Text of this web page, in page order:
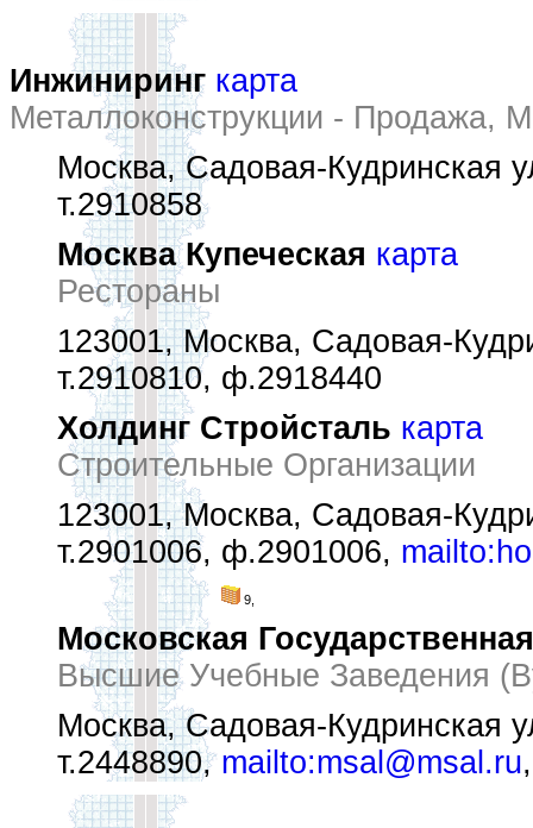
Инжиниринг карта
Металлоконструкции - Продажа,
Москва, Садовая-Кудринская
т.2910858
Москва Купеческая карта
Рестораны
123001, Москва, Садовая-
т.2910810, ф.2918440
Холдинг Стройсталь карта
Строительные Организации
123001, Москва, Садовая-
т.2901006, ф.2901006,
9,
Московская
Высшие Учебные Заведения
Москва, Садовая-Кудринская
т.2448890,mailto:msal@msal.ru